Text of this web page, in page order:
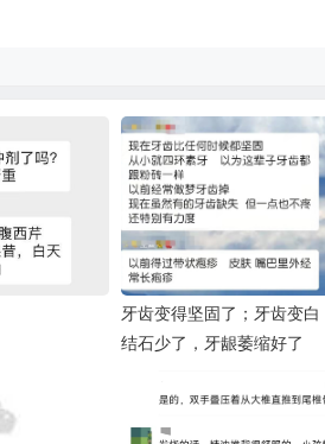
牙齿变得坚固了；牙齿变白
结石少了，牙龈萎缩好了